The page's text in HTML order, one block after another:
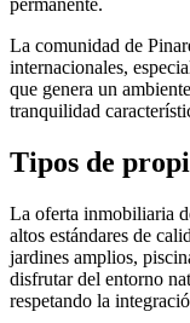
permanente.
La comunidad de
internacionales,
que genera un
tranquilidad
Tipos de
La oferta inmobiliaria
altos estándares de
jardines amplios,
disfrutar del entorno
respetando la